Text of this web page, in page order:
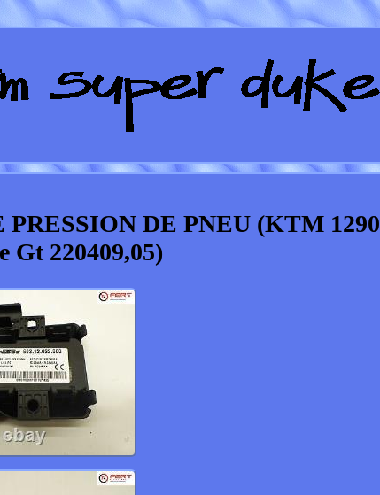
DE PNEU (KTM 1290
Gt 220409,05)